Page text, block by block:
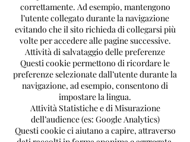
correttamente. Ad esempio, mantengono
l’utente collegato durante la navigazione
evitando che il sito richieda di collegarsi più
volte per accedere alle pagine successive.
Attività di salvataggio delle preferenze
Questi cookie permettono di ricordare le
preferenze selezionate dall’utente durante la
navigazione, ad esempio, consentono di
impostare la lingua.
Attività Statistiche e di Misurazione
dell’audience (es: Google Analytics)
Questi cookie ci aiutano a capire, attraverso